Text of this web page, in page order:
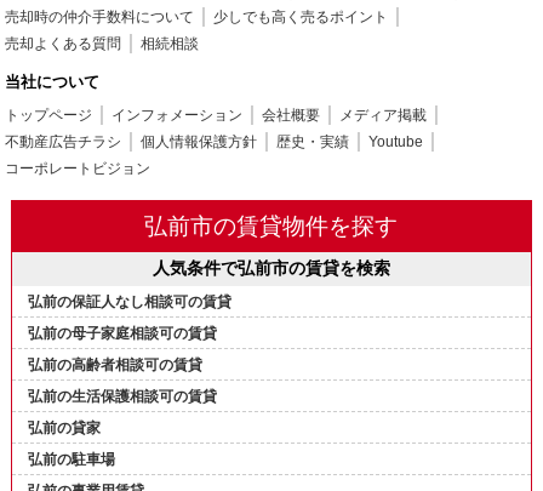
売却時の仲介手数料について
少しでも高く売るポイント
売却よくある質問
相続相談
当社について
トップページ インフォメーション 会社概要
メディア掲載
不動産広告チラシ
個人情報保護方針 歴史・実績
Youtube
コーポレートビジョン
弘前市の賃貸物件を探す
人気条件で弘前市の賃貸を検索
弘前の保証人なし相談可の賃貸
弘前の母子家庭相談可の賃貸
弘前の高齢者相談可の賃貸
弘前の生活保護相談可の賃貸
弘前の貸家
弘前の駐車場